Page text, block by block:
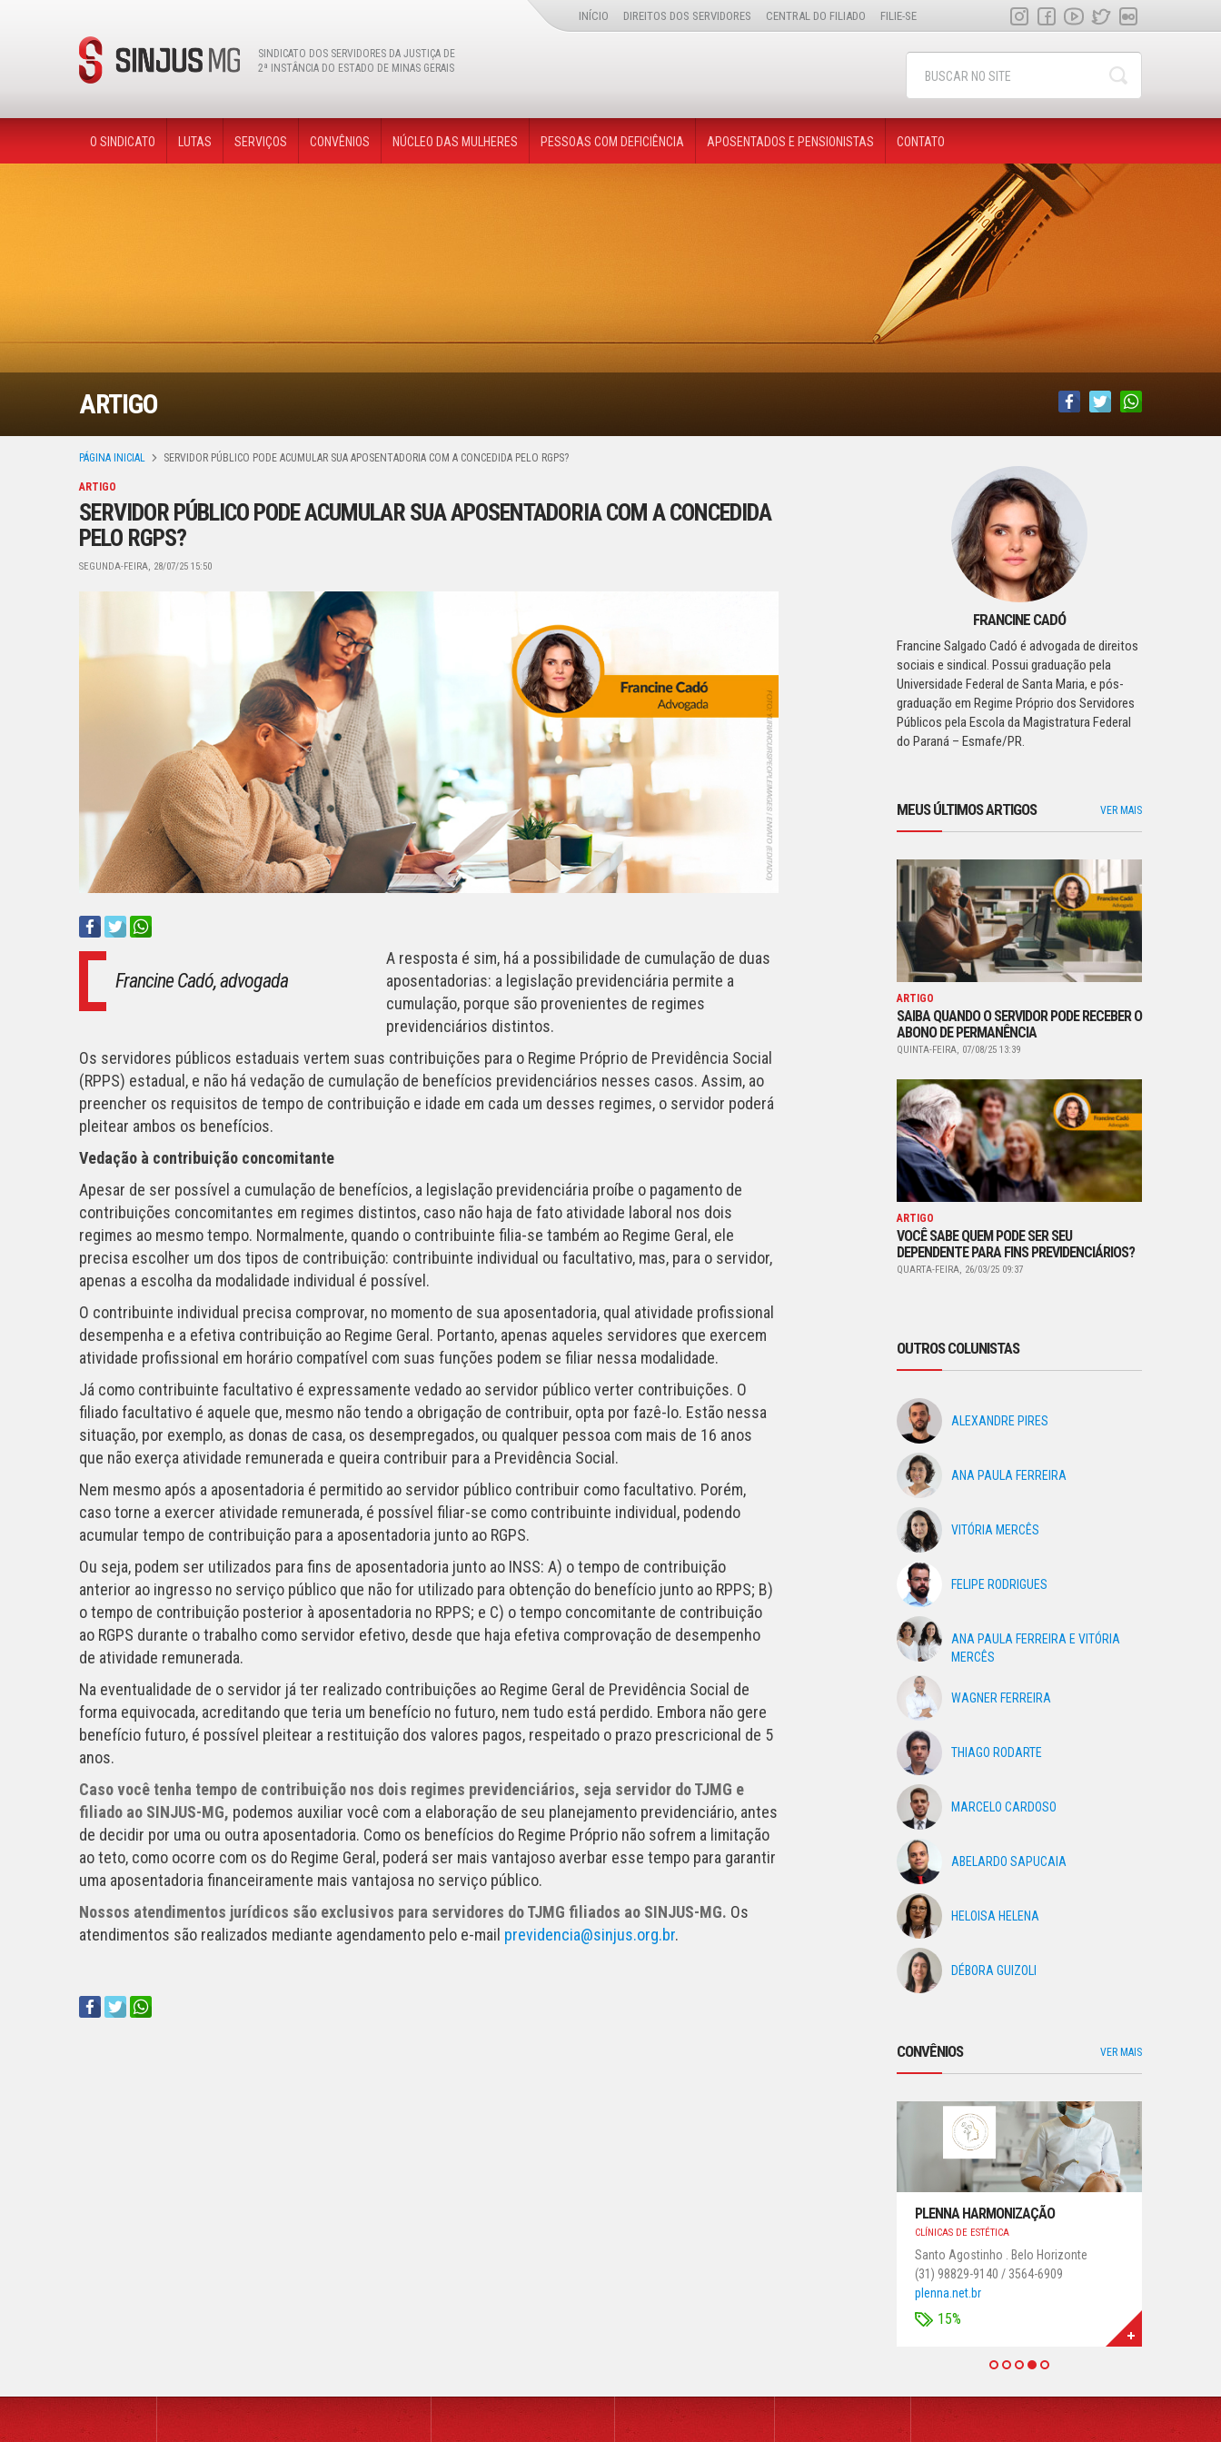
SINDICATO DOS SERVIDORES DA JUSTIÇA DE
2ª INSTÂNCIA DO ESTADO DE MINAS GERAIS
INÍCIO DIREITOS DOS SERVIDORES CENTRAL DO FILIADO FILIE-SE
O SINDICATO LUTAS SERVIÇOS CONVÊNIOS NÚCLEO DAS MULHERES PESSOAS COM DEFICIÊNCIA APOSENTADOS E PENSIONISTAS CONTATO
ARTIGO
PÁGINA INICIAL SERVIDOR PÚBLICO PODE ACUMULAR SUA APOSENTADORIA COM A CONCEDIDA PELO RGPS?
ARTIGO
SERVIDOR PÚBLICO PODE ACUMULAR SUA APOSENTADORIA COM A CONCEDIDA
PELO RGPS?
SEGUNDA-FEIRA, 28/07/25 15:50
Francine Cadó, advogada
A resposta é sim, há a possibilidade de cumulação de duas
aposentadorias: a legislação previdenciária permite a
cumulação, porque são provenientes de regimes
previdenciários distintos.
Os servidores públicos estaduais vertem suas contribuições para o Regime Próprio de Previdência Social
(RPPS) estadual, e não há vedação de cumulação de benefícios previdenciários nesses casos. Assim, ao
preencher os requisitos de tempo de contribuição e idade em cada um desses regimes, o servidor poderá
pleitear ambos os benefícios.
Vedação à contribuição concomitante
Apesar de ser possível a cumulação de benefícios, a legislação previdenciária proíbe o pagamento de
contribuições concomitantes em regimes distintos, caso não haja de fato atividade laboral nos dois
regimes ao mesmo tempo. Normalmente, quando o contribuinte filia-se também ao Regime Geral, ele
precisa escolher um dos tipos de contribuição: contribuinte individual ou facultativo, mas, para o servidor,
apenas a escolha da modalidade individual é possível.
O contribuinte individual precisa comprovar, no momento de sua aposentadoria, qual atividade profissional
desempenha e a efetiva contribuição ao Regime Geral. Portanto, apenas aqueles servidores que exercem
atividade profissional em horário compatível com suas funções podem se filiar nessa modalidade.
Já como contribuinte facultativo é expressamente vedado ao servidor público verter contribuições. O
filiado facultativo é aquele que, mesmo não tendo a obrigação de contribuir, opta por fazê-lo. Estão nessa
situação, por exemplo, as donas de casa, os desempregados, ou qualquer pessoa com mais de 16 anos
que não exerça atividade remunerada e queira contribuir para a Previdência Social.
Nem mesmo após a aposentadoria é permitido ao servidor público contribuir como facultativo. Porém,
caso torne a exercer atividade remunerada, é possível filiar-se como contribuinte individual, podendo
acumular tempo de contribuição para a aposentadoria junto ao RGPS.
Ou seja, podem ser utilizados para fins de aposentadoria junto ao INSS: A) o tempo de contribuição
anterior ao ingresso no serviço público que não for utilizado para obtenção do benefício junto ao RPPS; B)
o tempo de contribuição posterior à aposentadoria no RPPS; e C) o tempo concomitante de contribuição
ao RGPS durante o trabalho como servidor efetivo, desde que haja efetiva comprovação de desempenho
de atividade remunerada.
Na eventualidade de o servidor já ter realizado contribuições ao Regime Geral de Previdência Social de
forma equivocada, acreditando que teria um benefício no futuro, nem tudo está perdido. Embora não gere
benefício futuro, é possível pleitear a restituição dos valores pagos, respeitado o prazo prescricional de 5
anos.
Caso você tenha tempo de contribuição nos dois regimes previdenciários, seja servidor do TJMG e
filiado ao SINJUS-MG, podemos auxiliar você com a elaboração de seu planejamento previdenciário, antes
de decidir por uma ou outra aposentadoria. Como os benefícios do Regime Próprio não sofrem a limitação
ao teto, como ocorre com os do Regime Geral, poderá ser mais vantajoso averbar esse tempo para garantir
uma aposentadoria financeiramente mais vantajosa no serviço público.
Nossos atendimentos jurídicos são exclusivos para servidores do TJMG filiados ao SINJUS-MG. Os
atendimentos são realizados mediante agendamento pelo e-mail previdencia@sinjus.org.br.
FRANCINE CADÓ
Francine Salgado Cadó é advogada de direitos
sociais e sindical. Possui graduação pela
Universidade Federal de Santa Maria, e pós-
graduação em Regime Próprio dos Servidores
Públicos pela Escola da Magistratura Federal
do Paraná – Esmafe/PR.
MEUS ÚLTIMOS ARTIGOS VER MAIS
ARTIGO
SAIBA QUANDO O SERVIDOR PODE RECEBER O
ABONO DE PERMANÊNCIA
QUINTA-FEIRA, 07/08/25 13:39
ARTIGO
VOCÊ SABE QUEM PODE SER SEU
DEPENDENTE PARA FINS PREVIDENCIÁRIOS?
QUARTA-FEIRA, 26/03/25 09:37
OUTROS COLUNISTAS
ALEXANDRE PIRES
ANA PAULA FERREIRA
VITÓRIA MERCÊS
FELIPE RODRIGUES
ANA PAULA FERREIRA E VITÓRIA
MERCÊS
WAGNER FERREIRA
THIAGO RODARTE
MARCELO CARDOSO
ABELARDO SAPUCAIA
HELOISA HELENA
DÉBORA GUIZOLI
CONVÊNIOS VER MAIS
PLENNA HARMONIZAÇÃO
CLÍNICAS DE ESTÉTICA
Santo Agostinho . Belo Horizonte
(31) 98829-9140 / 3564-6909
plenna.net.br
15%